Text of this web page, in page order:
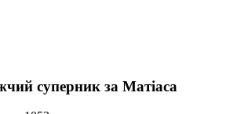
суперник за Матіаса